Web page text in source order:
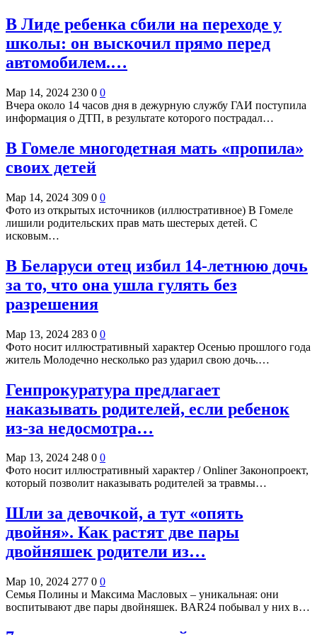
В Лиде ребенка сбили на переходе у
школы: он выскочил прямо перед
автомобилем.…
Мар 14, 2024 230 0 0
Вчера около 14 часов дня в дежурную службу ГАИ поступила
информация о ДТП, в результате которого пострадал…
В Гомеле многодетная мать «пропила»
своих детей
Мар 14, 2024 309 0 0
Фото из открытых источников (иллюстративное) В Гомеле
лишили родительских прав мать шестерых детей. С
исковым…
В Беларуси отец избил 14-летнюю дочь
за то, что она ушла гулять без
разрешения
Мар 13, 2024 283 0 0
Фото носит иллюстративный характер Осенью прошлого года
житель Молодечно несколько раз ударил свою дочь.…
Генпрокуратура предлагает
наказывать родителей, если ребенок
из-за недосмотра…
Мар 13, 2024 248 0 0
Фото носит иллюстративный характер / Onliner Законопроект,
который позволит наказывать родителей за травмы…
Шли за девочкой, а тут «опять
двойня». Как растят две пары
двойняшек родители из…
Мар 10, 2024 277 0 0
Семья Полины и Максима Масловых – уникальная: они
воспитывают две пары двойняшек. BAR24 побывал у них в…